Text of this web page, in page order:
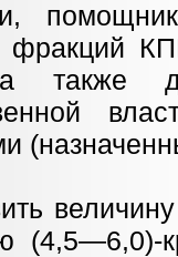
фракций
также
(4,5—6,0)-